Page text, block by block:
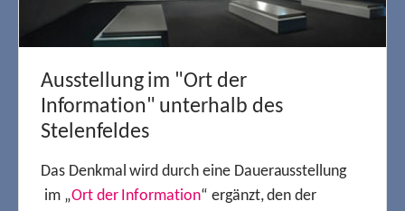
Ausstellung im "Ort der
Information" unterhalb des
Stelenfeldes
Das Denkmal wird durch eine Dauerausstellung
im „Ort der Information“ ergänzt, den der